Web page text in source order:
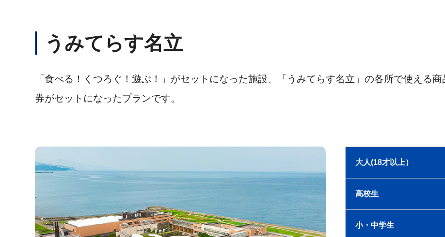
うみてらす名立
「食べる！くつろぐ！遊ぶ！」がセットになった施設、「うみてらす名立」の各所で使える
券がセットになったプランです。
大人(18才以上）
高校生
小・中学生